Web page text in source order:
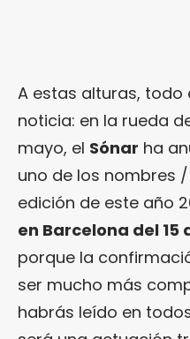
A estas alturas, todo
noticia: en la rueda
mayo, el Sónar ha
uno de los nombres
edición de este año
en Barcelona del 15
porque la
ser mucho más
habrás leído en